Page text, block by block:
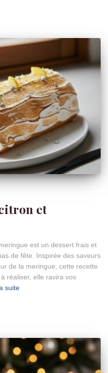
et
est un dessert frais et
de fête. Inspirée des saveurs
de la meringue, cette recette
réaliser, elle ravira vos
suite